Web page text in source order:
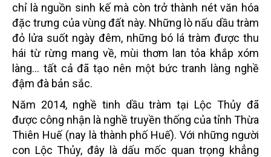
chỉ là nguồn sinh kế mà còn trở thành nét văn hóa
đặc trưng của vùng đất này. Những lò nấu dầu tràm
đỏ lửa suốt ngày đêm, những bó lá tràm được thu
hái từ rừng mang về, mùi thơm lan tỏa khắp xóm
làng… tất cả đã tạo nên một bức tranh làng nghề
đậm đà bản sắc.
Năm 2014, nghề tinh dầu tràm tại Lộc Thủy đã
được công nhận là nghề truyền thống của tỉnh Thừa
Thiên Huế (nay là thành phố Huế). Với những người
con Lộc Thủy, đây là dấu mốc quan trọng khẳng